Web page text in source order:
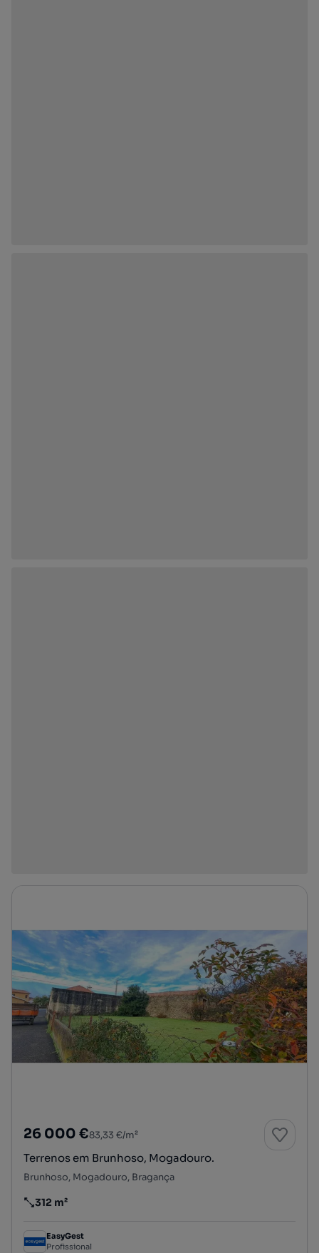
26 000 €83,33 €/m²
Terrenos em Brunhoso, Mogadouro.
Brunhoso, Mogadouro, Bragança
Preço por metro quadrado
312 m²
EasyGest
Profissional